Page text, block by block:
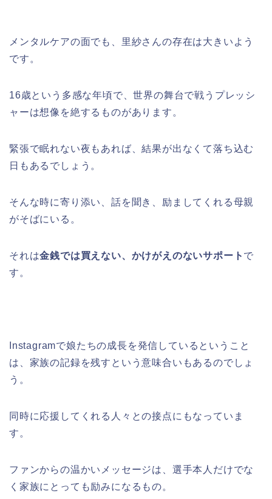
メンタルケアの面でも、里紗さんの存在は大きいよう
です。
16歳という多感な年頃で、世界の舞台で戦うプレッシ
ャーは想像を絶するものがあります。
緊張で眠れない夜もあれば、結果が出なくて落ち込む
日もあるでしょう。
そんな時に寄り添い、話を聞き、励ましてくれる母親
がそばにいる。
それは金銭では買えない、かけがえのないサポート で
す。
Instagramで娘たちの成長を発信しているということ
は、家族の記録を残すという意味合いもあるのでしょ
う。
同時に応援してくれる人々との接点にもなっていま
す。
ファンからの温かいメッセージは、選手本人だけでな
く家族にとっても励みになるもの。